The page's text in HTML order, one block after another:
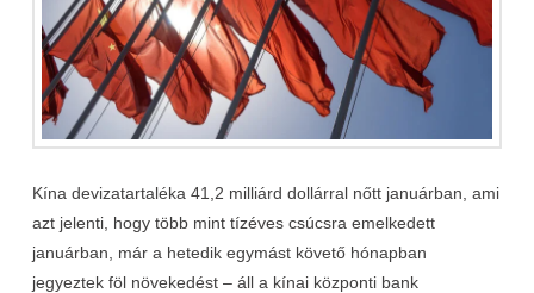
Kína devizatartaléka 41,2 milliárd dollárral nőtt januárban, ami
azt jelenti, hogy több mint tízéves csúcsra emelkedett
januárban, már a hetedik egymást követő hónapban
jegyeztek föl növekedést – áll a kínai központi bank